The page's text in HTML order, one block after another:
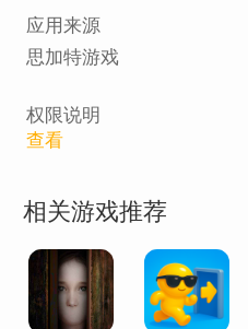
斗中生存，你将获得金钱
器。当你赚钱时，你可以
加入游戏，在有史以来最
以下是游戏为您提供的内容
•20个怪物和野蛮的老板
•许多小时的游戏玩法，
•8种不同的大规模杀伤性
应用来源
思加特游戏
权限说明
查看
相关游戏推荐